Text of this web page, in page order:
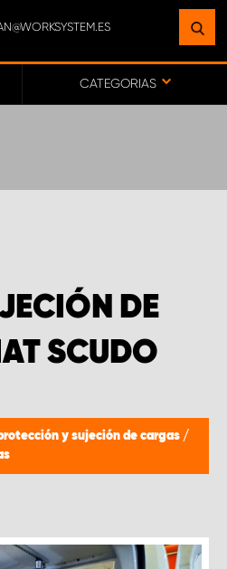
CATEGORIAS
DE
SCUDO
y sujeción de cargas /
INSTALACIÓN
DE USTED